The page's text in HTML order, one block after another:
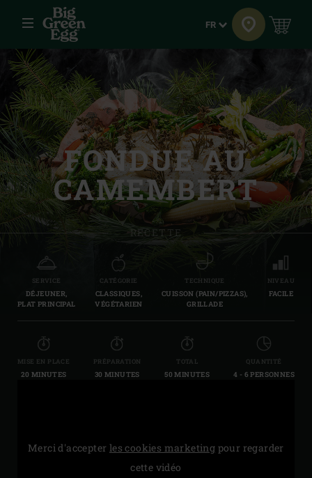
Menu Langue
FR
FONDUE AU
CAMEMBERT
RECETTE
SERVICE
DÉJEUNER,
PLAT PRINCIPAL
CATÉGORIE
CLASSIQUES,
VÉGÉTARIEN
TECHNIQUE
CUISSON (PAIN/PIZZAS),
GRILLADE
NIVEAU
FACILE
MISE EN PLACE
20 MINUTES
PRÉPARATION
30 MINUTES
TOTAL
50 MINUTES
QUANTITÉ
4 - 6 PERSONNES
Merci d'accepter les cookies marketing pour regarder
cette vidéo